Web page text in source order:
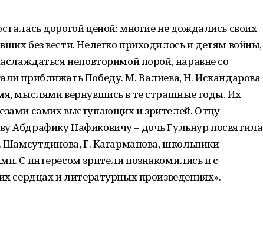
дорогой ценой: многие не дождались своих
без вести. Нелегко приходилось и детям войны,
неповторимой порой, наравне со
приближать Победу. М. Валиева, Н. Искандарова
мыслями вернувшись в те страшные годы. Их
самих выступающих и зрителей. Отцу -
Абдрафику Нафиковичу – дочь Гульнур посвятила
Шамсутдинова, Г. Кагарманова, школьники
С интересом зрители познакомились и с
сердцах и литературных произведениях».